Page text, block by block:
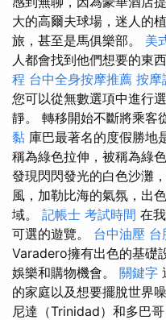
大的高爾夫球場，迷人的
旅，甚至是馬俱樂部。 美
人都會找到他們想要的東西
程 台中全身按摩推薦 按摩
您可以從無數選項中進行
靜。 轉移開始不斷將乘客
黏 庫巴最著名的度假勝地
稱為綠色拉伸，被稱為綠
發現閃閃發光的白色沙灘
風，加勒比海的氣氛，出
域。 記帳士 考試時間 在
可選的遊覽。 台中油壓 台
Varadero擁有出色的基礎
娛樂和購物機會。 關鍵字
的家庭以及想要擺脫世界
尼達（Trinidad）和多巴